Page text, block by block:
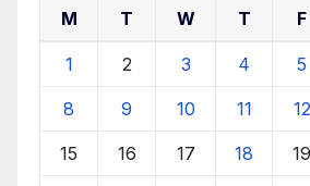
M T W T F
1 2 3 4 5
8 9 10 11 12
15 16 17 18 19